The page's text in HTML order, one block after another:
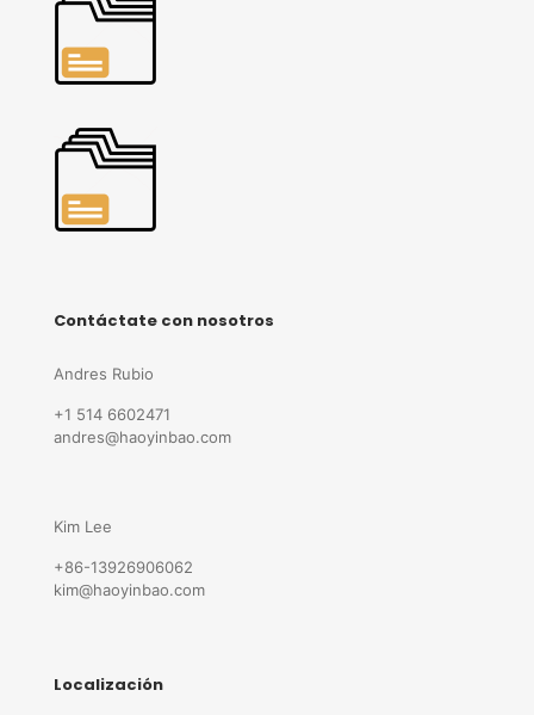
Contáctate con nosotros
Andres Rubio
+1 514 6602471
andres@haoyinbao.com
Kim Lee
+86-13926906062
kim@haoyinbao.com
Localización